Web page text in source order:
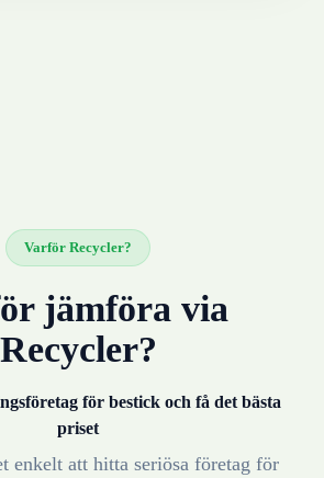
Varför Recycler?
jämföra via
Recycler?
för bestick och få det bästa
priset
enkelt att hitta seriösa företag för